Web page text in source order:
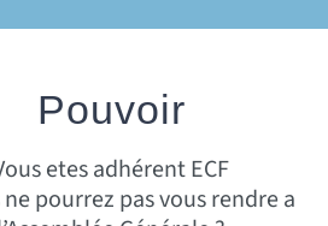
Pouvoir
etes adhérent ECF
pourrez pas vous rendre a